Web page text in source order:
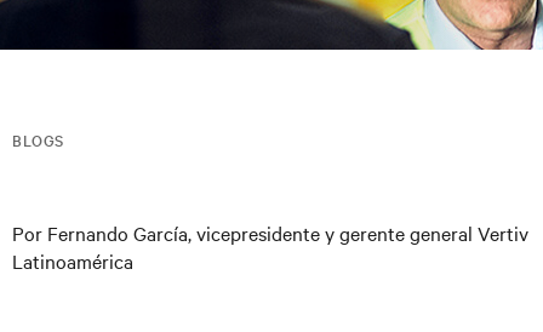
BLOGS
Por Fernando García, vicepresidente y gerente general Vertiv
Latinoamérica